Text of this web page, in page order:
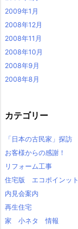
2009年1月
2008年12月
2008年11月
2008年10月
2008年9月
2008年8月
カテゴリー
「日本の古民家」探訪
お客様からの感謝！
リフォーム工事
住宅版 エコポインット
内見会案内
再生住宅
家 小ネタ 情報